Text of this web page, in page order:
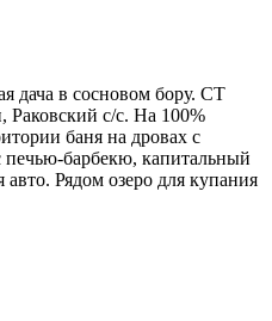
дача в сосновом бору. СТ
с/с. На 100%
баня на дровах с
печью-барбекю, капитальный
Рядом озеро для купания